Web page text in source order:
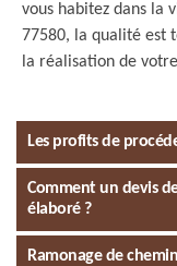
vous habitez dans la
77580, la qualité est
la réalisation de
Les profits de
Comment un devis
élaboré ?
Ramonage de